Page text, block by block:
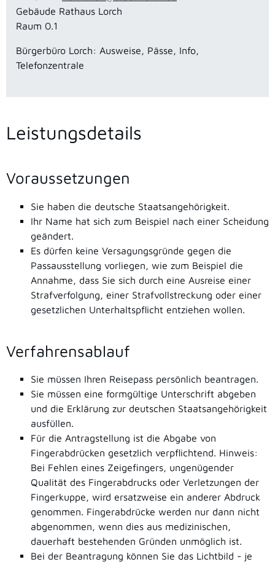
Gebäude Rathaus Lorch
Raum 0.1
Bürgerbüro Lorch: Ausweise, Pässe, Info,
Telefonzentrale
Leistungsdetails
Voraussetzungen
Sie haben die deutsche Staatsangehörigkeit.
Ihr Name hat sich zum Beispiel nach einer Scheidung
geändert.
Es dürfen keine Versagungsgründe gegen die
Passausstellung vorliegen, wie zum Beispiel die
Annahme, dass Sie sich durch eine Ausreise einer
Strafverfolgung, einer Strafvollstreckung oder einer
gesetzlichen Unterhaltspflicht entziehen wollen.
Verfahrensablauf
Sie müssen Ihren Reisepass persönlich beantragen.
Sie müssen eine formgültige Unterschrift abgeben
und die Erklärung zur deutschen Staatsangehörigkeit
ausfüllen.
Für die Antragstellung ist die Abgabe von
Fingerabdrücken gesetzlich verpflichtend. Hinweis:
Bei Fehlen eines Zeigefingers, ungenügender
Qualität des Fingerabdrucks oder Verletzungen der
Fingerkuppe, wird ersatzweise ein anderer Abdruck
genommen. Fingerabdrücke werden nur dann nicht
abgenommen, wenn dies aus medizinischen,
dauerhaft bestehenden Gründen unmöglich ist.
Bei der Beantragung können Sie das Lichtbild - je